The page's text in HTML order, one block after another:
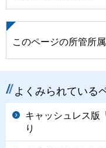
このページの所管所
よくみられている
キャッシュレス版
り